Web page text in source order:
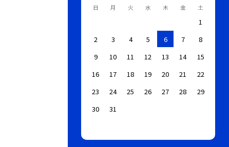
日 月 火 水 木 金 土
1
2
3 4 5 6 7
8
9
10 11 12 13 14
15
16
17 18 19 20 21
22
23
24 25 26 27 28
29
30
31